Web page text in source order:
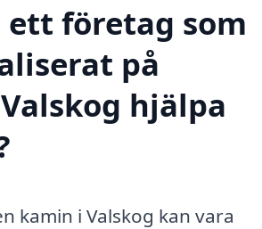
ett företag som
på
hjälpa
kamin i Valskog kan vara